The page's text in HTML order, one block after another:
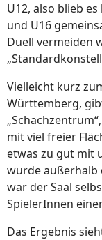
U12, also blieb
und U16
Duell vermeiden
Vielleicht kurz
Württemberg,
mit viel freier
etwas zu gut mit
wurde außerhalb
war der Saal
SpielerInnen
Das Ergebnis